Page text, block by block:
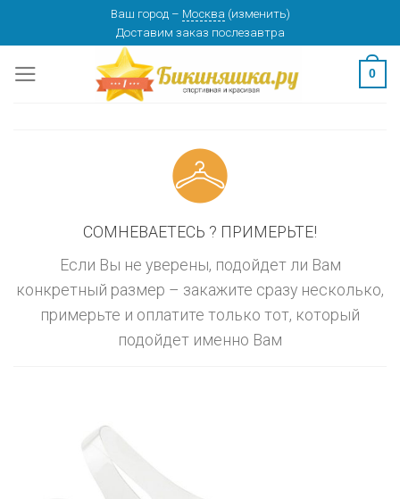
content
Ваш город – Москва (изменить)
Доставим заказ послезавтра
0
СОМНЕВАЕТЕСЬ ? ПРИМЕРЬТЕ!
Если Вы не уверены, подойдет ли Вам
конкретный размер – закажите сразу несколько,
примерьте и оплатите только тот, который
подойдет именно Вам
изменить